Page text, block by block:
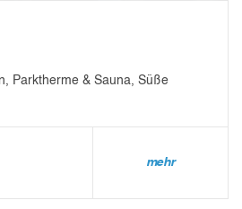
Parktherme & Sauna, Süße
mehr